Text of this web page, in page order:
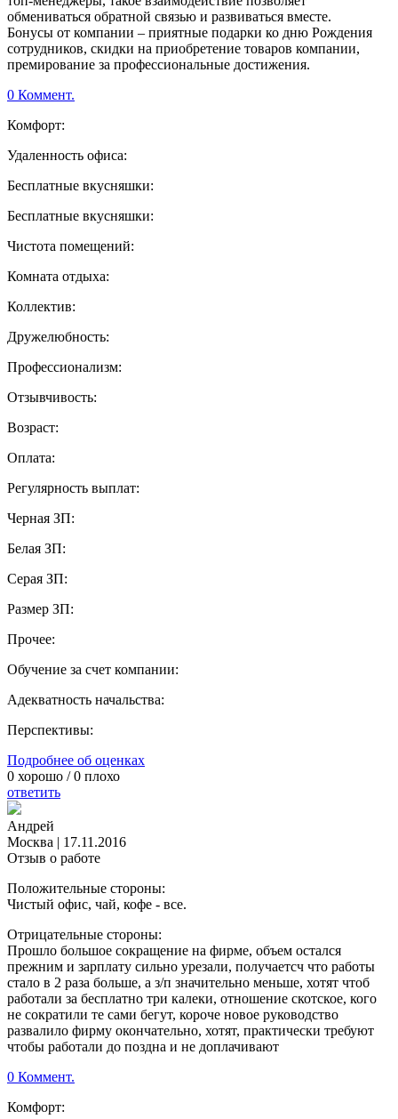
обмениваться обратной связью и развиваться вместе.
Бонусы от компании – приятные подарки ко дню Рождения
сотрудников, скидки на приобретение товаров компании,
премирование за профессиональные достижения.
0 Коммент.
Комфорт:
Удаленность офиса:
Бесплатные вкусняшки:
Бесплатные вкусняшки:
Чистота помещений:
Комната отдыха:
Коллектив:
Дружелюбность:
Профессионализм:
Отзывчивость:
Возраст:
Оплата:
Регулярность выплат:
Черная ЗП:
Белая ЗП:
Серая ЗП:
Размер ЗП:
Прочее:
Обучение за счет компании:
Адекватность начальства:
Перспективы:
Подробнее об оценках
0 хорошо /0 плохо
ответить
Андрей
Москва | 17.11.2016
Отзыв о работе
Положительные стороны:
Чистый офис, чай, кофе - все.
Отрицательные стороны:
Прошло большое сокращение на фирме, объем остался
прежним и зарплату сильно урезали, получаетсч что работы
стало в 2 раза больше, а з/п значительно меньше, хотят чтоб
работали за бесплатно три калеки, отношение скотское, кого
не сократили те сами бегут, короче новое руководство
развалило фирму окончательно, хотят, практически требуют
чтобы работали до поздна и не доплачивают
0 Коммент.
Комфорт: